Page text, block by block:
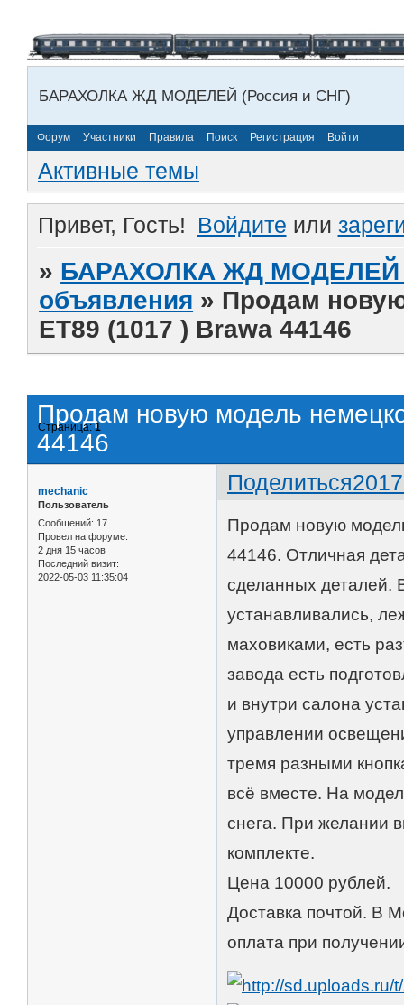
БАРАХОЛКА ЖД МОДЕЛЕЙ (Россия и СНГ)
Форум Участники Правила Поиск Регистрация Войти
Активные темы
Привет, Гость! Войдите или
» БАРАХОЛКА ЖД МОДЕЛЕЙ
объявления » Продам
ЕТ89 (1017 ) Brawa 44146
Продам новую модель
44146
Страница:1
Поделиться
mechanic
Пользователь
Сообщений: 17
Провел на форуме:
2 дня 15 часов
Последний визит:
2022-05-03 11:35:04
Продам новую
44146. Отличная
сделанных деталей.
устанавливались,
маховиками, есть
завода есть
и внутри салона
управлении
тремя разными
всё вместе. На
снега. При желании
комплекте.
Цена 10000 рублей.
Доставка почтой. В
оплата при